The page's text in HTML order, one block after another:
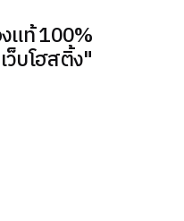
แท้ 100%
ว็บโฮสติ้ง"